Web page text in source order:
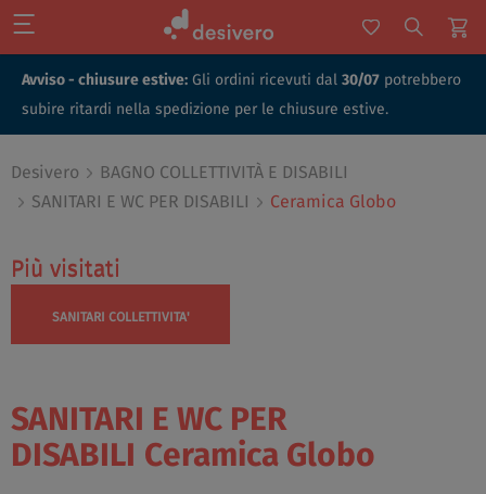
Avviso - chiusure estive: Gli ordini ricevuti dal 30/07 potrebbero
subire ritardi nella spedizione per le chiusure estive.
Desivero
BAGNO COLLETTIVITÀ E DISABILI
SANITARI E WC PER DISABILI
Ceramica Globo
Più visitati
SANITARI COLLETTIVITA'
Più visitati
SANITARI E WC PER
DISABILI Ceramica Globo